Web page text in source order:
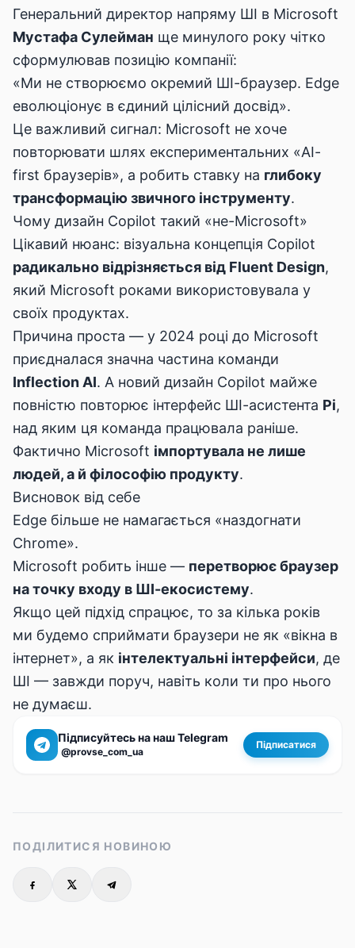
Генеральний директор напряму ШІ в Microsoft
Мустафа Сулейман ще минулого року чітко
сформулював позицію компанії:
«Ми не створюємо окремий ШІ-браузер. Edge
еволюціонує в єдиний цілісний досвід».
Це важливий сигнал: Microsoft не хоче
повторювати шлях експериментальних «AI-
first браузерів», а робить ставку на глибоку
трансформацію звичного інструменту.
Чому дизайн Copilot такий «не-Microsoft»
Цікавий нюанс: візуальна концепція Copilot
радикально відрізняється від Fluent Design,
який Microsoft роками використовувала у
своїх продуктах.
Причина проста — у 2024 році до Microsoft
приєдналася значна частина команди
Inflection AI. А новий дизайн Copilot майже
повністю повторює інтерфейс ШІ-асистента Pi,
над яким ця команда працювала раніше.
Фактично Microsoft імпортувала не лише
людей, а й філософію продукту.
Висновок від себе
Edge більше не намагається «наздогнати
Chrome».
Microsoft робить інше — перетворює браузер
на точку входу в ШІ-екосистему.
Якщо цей підхід спрацює, то за кілька років
ми будемо сприймати браузери не як «вікна в
інтернет», а як інтелектуальні інтерфейси, де
ШІ — завжди поруч, навіть коли ти про нього
не думаєш.
Підписуйтесь на наш Telegram
@provse_com_ua
Підписатися
ПОДІЛИТИСЯ НОВИНОЮ